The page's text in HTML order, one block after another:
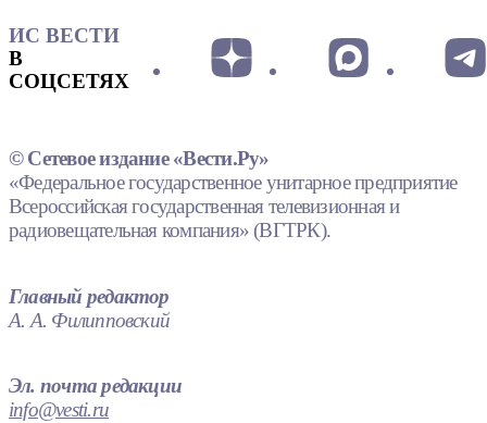
ИС ВЕСТИ
В
СОЦСЕТЯХ
© Сетевое издание «Вести.Ру»
«Федеральное государственное унитарное предприятие
Всероссийская государственная телевизионная и
радиовещательная компания» (ВГТРК).
Главный редактор
А. А. Филипповский
Эл. почта редакции
info@vesti.ru